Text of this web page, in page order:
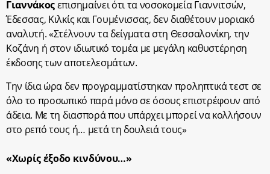
Γιαννάκοςεπισημαίνει ότι τα νοσοκομεία Γιαννιτσών,
Έδεσσας, Κιλκίς και Γουμένισσας, δεν διαθέτουν μοριακό
αναλυτή. «Στέλνουν τα δείγματα στη Θεσσαλονίκη, την
Κοζάνη ή στον ιδιωτικό τομέα με μεγάλη καθυστέρηση
έκδοσης των αποτελεσμάτων.
Την ίδια ώρα δεν προγραμματίστηκαν προληπτικά τεστ σε
όλο το προσωπικό παρά μόνο σε όσους επιστρέφουν από
άδεια. Με τη διασπορά που υπάρχει μπορεί να κολλήσουν
στο ρεπό τους ή… μετά τη δουλειά τους»
«Χωρίς έξοδο κινδύνου…»